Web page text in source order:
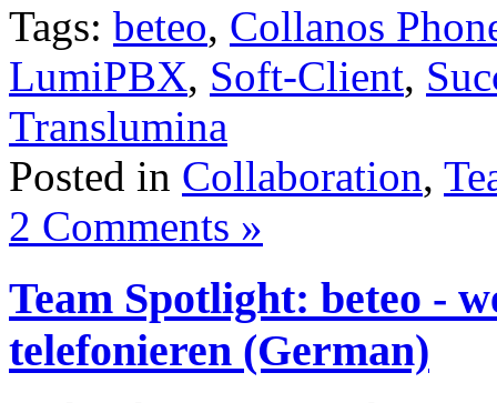
Tags: beteo, Collanos
LumiPBX, Soft-Client,
Translumina
Posted in Collaboration,
2 Comments »
Team Spotlight: beteo -
telefonieren (German)